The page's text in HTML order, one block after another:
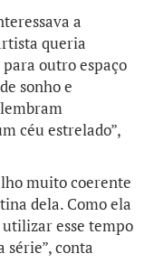
a
queria
para outro espaço
sonho e
céu estrelado”,
muito coerente
dela. Como ela
esse tempo
série”, conta